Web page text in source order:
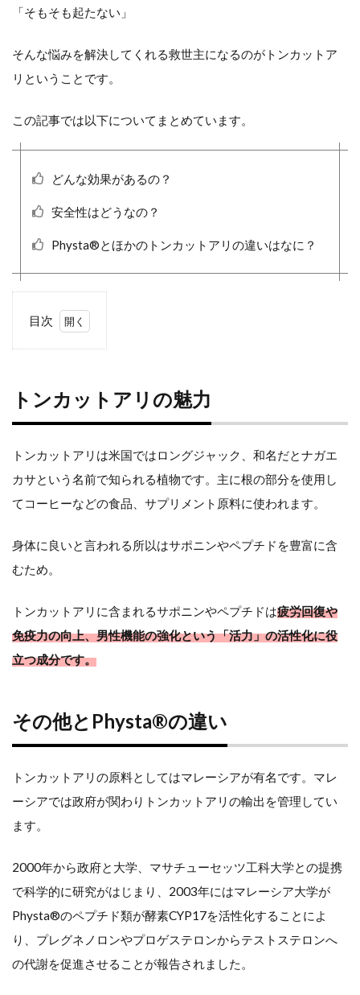
「そもそも起たない」
そんな悩みを解決してくれる救世主になるのがトンカットア
リということです。
この記事では以下についてまとめています。
どんな効果があるの？
安全性はどうなの？
Physta®とほかのトンカットアリの違いはなに？
目次
ト
カ
ト
ア
リ
の
魅
力
Physta®
の違い
加
齢
よ
り
低
トンカットアリの魅力
トンカットアリは米国ではロングジャック、和名だとナガエ
カサという名前で知られる植物です。主に根の部分を使用し
てコーヒーなどの食品、サプリメント原料に使われます。
身体に良いと言われる所以はサポニンやペプチドを豊富に含
むため。
トンカットアリに含まれるサポニンやペプチドは疲労回復や
免疫力の向上、男性機能の強化という「活力」の活性化に役
立つ成分です。
その他とPhysta®の違い
トンカットアリの原料としてはマレーシアが有名です。マレ
ーシアでは政府が関わりトンカットアリの輸出を管理してい
ます。
2000年から政府と大学、マサチューセッツ工科大学との提携
で科学的に研究がはじまり、2003年にはマレーシア大学が
Physta®のペプチド類が酵素CYP17を活性化することによ
り、プレグネノロンやプロゲステロンからテストステロンへ
の代謝を促進させることが報告されました。